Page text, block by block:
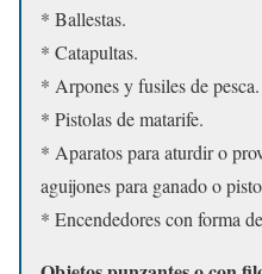
* Ballestas.
* Catapultas.
* Arpones y fusiles de pesca.
* Pistolas de matarife.
* Aparatos para aturdir o
aguijones para ganado o
* Encendedores con forma